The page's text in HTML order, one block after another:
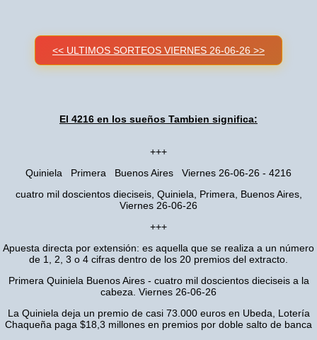
<< ULTIMOS SORTEOS VIERNES 26-06-26 >>
El 4216 en los sueños Tambien significa:
+++
Quiniela Primera Buenos Aires Viernes 26-06-26 - 4216
cuatro mil doscientos dieciseis, Quiniela, Primera, Buenos Aires,
Viernes 26-06-26
+++
Apuesta directa por extensión: es aquella que se realiza a un número
de 1, 2, 3 o 4 cifras dentro de los 20 premios del extracto.
Primera Quiniela Buenos Aires - cuatro mil doscientos dieciseis a la
cabeza. Viernes 26-06-26
La Quiniela deja un premio de casi 73.000 euros en Ubeda, Lotería
Chaqueña paga $18,3 millones en premios por doble salto de banca